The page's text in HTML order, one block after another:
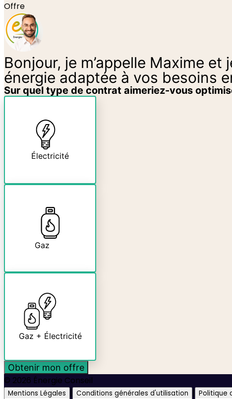
Offre
Bonjour, je m’appelle Maxime
énergie adaptée à vos besoins
Sur quel type de contrat aimeriez-vous
Électricité
Gaz
Gaz + Électricité
Obtenir mon offre
© 2026 Énergie Conseil
Mentions Légales | Conditions générales d'utilisation | Politique